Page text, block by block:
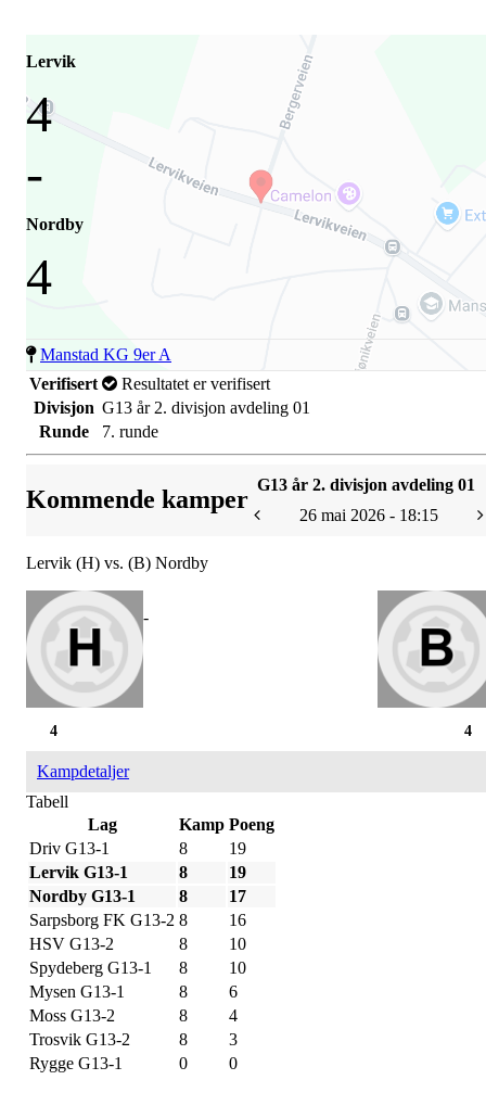
Lervik
4
-
Nordby
4
Manstad KG 9er A
Verifisert
Resultatet er verifisert
Divisjon G13 år 2. divisjon avdeling 01
Runde
7. runde
Kommende kamper
G13 år 2. divisjon avdeling 01
26 mai 2026 - 18:15
Lervik (H) vs. (B) Nordby
-
4
4
Kampdetaljer
Tabell
Lag
Kamp Poeng
Driv G13-1
8
19
Lervik G13-1
8
19
Nordby G13-1
8
17
Sarpsborg FK G13-2 8
16
HSV G13-2
8
10
Spydeberg G13-1
8
10
Mysen G13-1
8
6
Moss G13-2
8
4
Trosvik G13-2
8
3
Rygge G13-1
0 0